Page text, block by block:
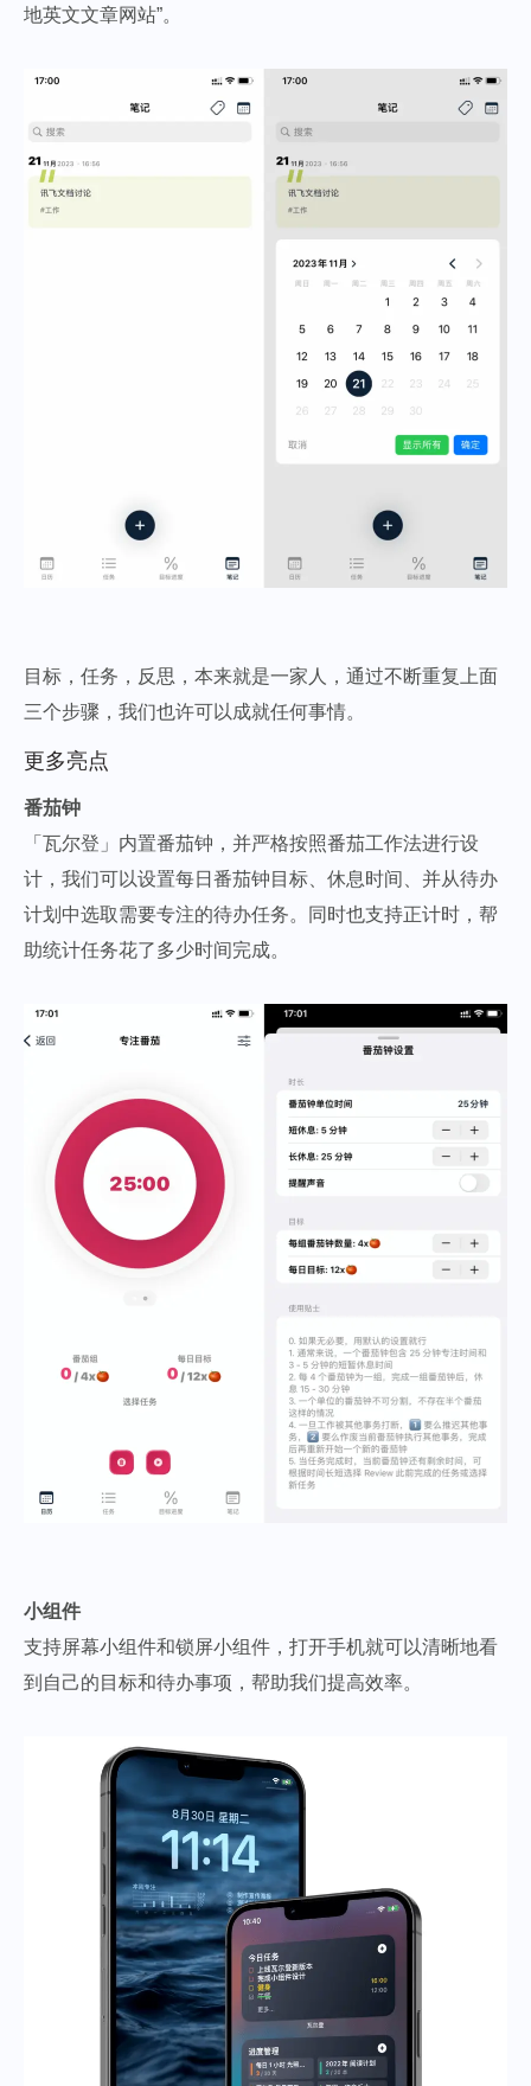
地英文文章网站”。
目标，任务，反思，本来就是一家人，通过不断重复上面
三个步骤，我们也许可以成就任何事情。
更多亮点
番茄钟
「瓦尔登」内置番茄钟，并严格按照番茄工作法进行设
计，我们可以设置每日番茄钟目标、休息时间、并从待办
计划中选取需要专注的待办任务。同时也支持正计时，帮
助统计任务花了多少时间完成。
小组件
支持屏幕小组件和锁屏小组件，打开手机就可以清晰地看
到自己的目标和待办事项，帮助我们提高效率。